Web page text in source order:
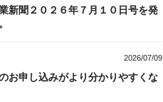
新聞２０２６年７月１０日号を発
2026/07/09
お申し込みがより分かりやすくな